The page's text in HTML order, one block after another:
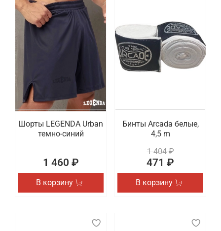
Шорты LEGENDA Urban
темно-синий
1 460 ₽
В корзину
Бинты Arcada белые,
4,5 m
1 404 ₽
471 ₽
В корзину